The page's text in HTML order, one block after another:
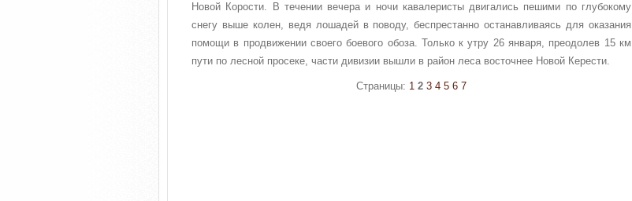
Новой Корости. В течении вечера и ночи кавалеристы двигались пешими по глубокому
снегу выше колен, ведя лошадей в поводу, беспрестанно останавливаясь для оказания
помощи в продвижении своего боевого обоза. Только к утру 26 января, преодолев 15 км
пути по лесной просеке, части дивизии вышли в район леса восточнее Новой Керести.
Страницы: 1 2 3 4 5 6 7